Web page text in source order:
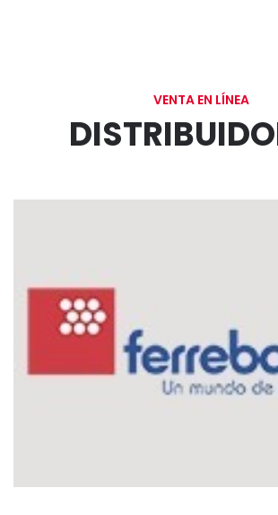
VENTA EN LÍNEA